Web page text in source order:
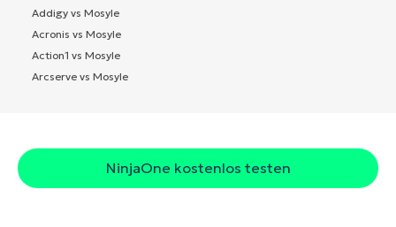
Addigy vs Mosyle
Acronis vs Mosyle
Action1 vs Mosyle
Arcserve vs Mosyle
NinjaOne kostenlos testen